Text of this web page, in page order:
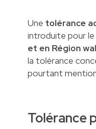
Une tolérance
introduite pour
et en Région
la tolérance
pourtant
Tolérance